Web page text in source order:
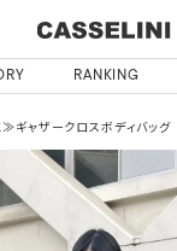
RANKING
ギャザークロスボディバッグ